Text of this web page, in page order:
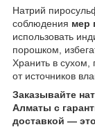
Натрий
соблюдения мер
использовать
порошком,
Хранить в
от источников
Заказывайте
Алматы с
доставкой —